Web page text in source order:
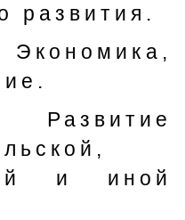
развития.
и иной